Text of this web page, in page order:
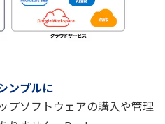
ンプルに
プソフトウェアの購入や管理